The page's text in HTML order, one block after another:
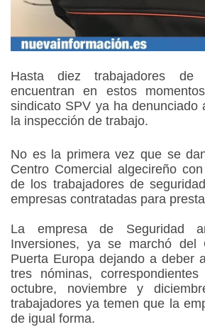
Hasta diez trabajadores
encuentran en estos
sindicato SPV ya ha denunciado
la inspección de trabajo.
No es la primera vez que se
Centro Comercial algecireño
de los trabajadores de
empresas contratadas para
La empresa de Seguridad
Inversiones, ya se marchó del
Puerta Europa dejando a deber
tres nóminas,
octubre, noviembre y
trabajadores ya temen que la
de igual forma.